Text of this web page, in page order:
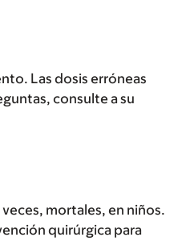
Las dosis erróneas
consulte a su
mortales, en niños.
quirúrgica para